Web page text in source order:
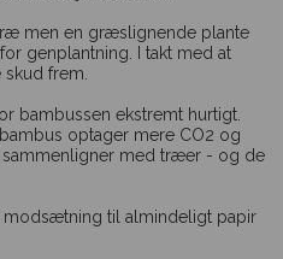
men en græslignende plante
genplantning. I takt med at
frem.
bambussen ekstremt hurtigt.
optager mere CO2 og
med træer - og de
modsætning til almindeligt papir